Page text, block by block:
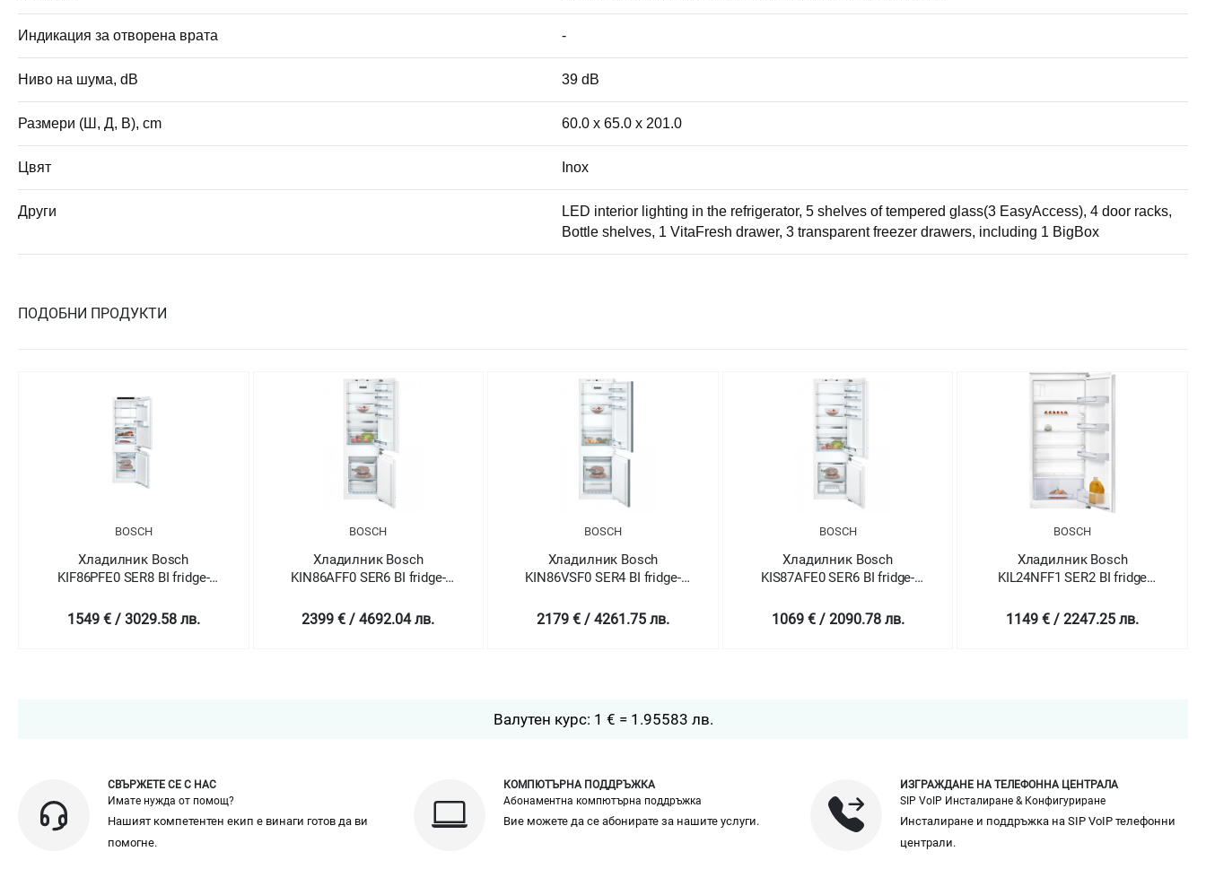
Индикация за отворена врата -
Ниво на шума, dB 39 dB
Размери (Ш, Д, В), cm 60.0 x 65.0 x 201.0
Цвят Inox
Други
LED interior lighting in the refrigerator, 5 shelves of tempered glass(3 EasyAccess), 4 door racks,
Bottle shelves, 1 VitaFresh drawer, 3 transparent freezer drawers, including 1 BigBox
ПОДОБНИ ПРОДУКТИ
BOSCH
Хладилник Bosch
KIF86PFE0 SER8 BI fridge-
1549 € / 3029.58 лв.
BOSCH
Хладилник Bosch
KIN86AFF0 SER6 BI fridge-
2399 € / 4692.04 лв.
BOSCH
Хладилник Bosch
KIN86VSF0 SER4 BI fridge-
2179 € / 4261.75 лв.
BOSCH
Хладилник Bosch
KIS87AFE0 SER6 BI fridge-
1069 € / 2090.78 лв.
BOSCH
Хладилник Bosch
KIL24NFF1 SER2 BI fridge
1149 € / 2247.25 лв.
Валутен курс: 1 € = 1.95583 лв.
СВЪРЖЕТЕ СЕ С НАС
Имате нужда от помощ?
Нашият компетентен екип е винаги готов да ви
помогне.
КОМПЮТЪРНА ПОДДРЪЖКА
Абонаментна компютърна поддръжка
Вие можете да се абонирате за нашите услуги.
ИЗГРАЖДАНЕ НА ТЕЛЕФОННА ЦЕНТРАЛА
SIP VoIP Инсталиране & Конфигуриране
Инсталиране и поддръжка на SIP VoIP телефонни
централи.